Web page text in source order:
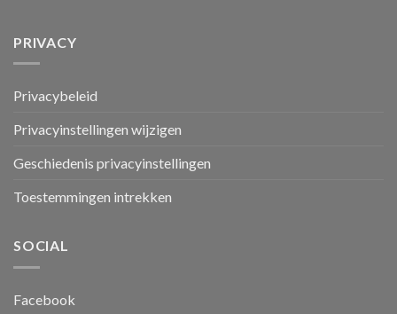
PRIVACY
Privacybeleid
Privacyinstellingen wijzigen
Geschiedenis privacyinstellingen
Toestemmingen intrekken
SOCIAL
Facebook